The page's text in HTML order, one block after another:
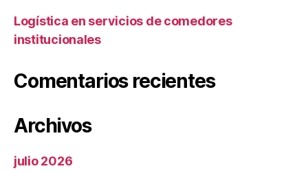
Logística en servicios de comedores
institucionales
Comentarios recientes
Archivos
julio 2026